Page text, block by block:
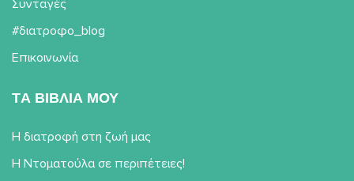
Συνταγές
#διατροφο_blog
Επικοινωνία
TΑ ΒΙΒΛΙΑ ΜΟΥ
Η διατροφή στη ζωή μας
Η Ντοματούλα σε περιπέτειες!